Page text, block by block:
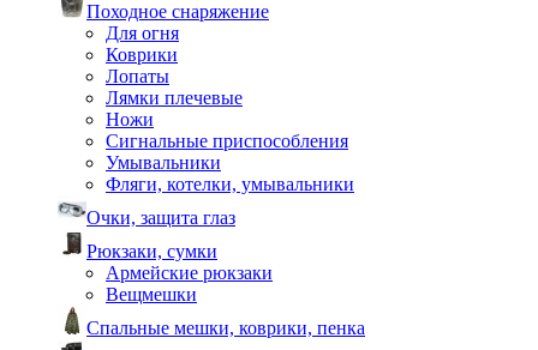
Походное снаряжение
Для огня
Коврики
Лопаты
Лямки плечевые
Ножи
Сигнальные приспособления
Умывальники
Фляги, котелки, умывальники
Очки, защита глаз
Рюкзаки, сумки
Армейские рюкзаки
Вещмешки
Спальные мешки, коврики, пенка